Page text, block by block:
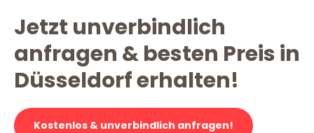
Jetzt unverbindlich
anfragen & besten Preis in
Düsseldorf erhalten!
Kostenlos & unverbindlich anfragen!